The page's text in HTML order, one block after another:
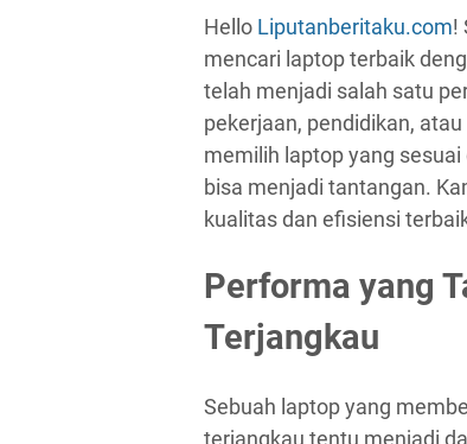
Hello Liputanberitaku.com!
mencari laptop terbaik
telah menjadi salah satu
pekerjaan, pendidikan,
memilih laptop yang
bisa menjadi tantangan.
kualitas dan efisiensi
Performa yang
Terjangkau
Sebuah laptop yang
terjangkau tentu menjadi